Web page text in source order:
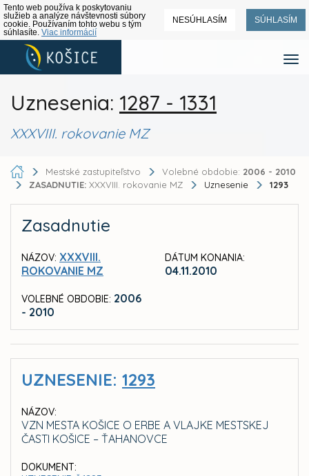
Tento web používa k poskytovaniu
služieb a analýze návštevnosti súbory
cookie. Používaním tohto webu s tým
súhlasíte. Viac informácií
NESÚHLASÍM SÚHLASÍM
Uznesenia: 1287 - 1331
XXXVIII. rokovanie MZ
Mestské zastupiteľstvo Volebné obdobie: 2006 - 2010
ZASADNUTIE: XXXVIII. rokovanie MZ Uznesenie 1293
Zasadnutie
NÁZOV: XXXVIII.
ROKOVANIE MZ
VOLEBNÉ OBDOBIE: 2006
- 2010
DÁTUM KONANIA:
04.11.2010
UZNESENIE: 1293
NÁZOV:
VZN MESTA KOŠICE O ERBE A VLAJKE MESTSKEJ
ČASTI KOŠICE – ŤAHANOVCE
DOKUMENT: